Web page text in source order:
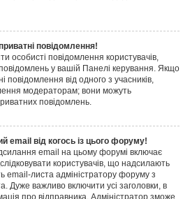
повідомлення!
особисті повідомлення користувачів,
у вашій Панелі керування. Якщо
повідомлення від одного з учасників,
модераторам; вони можуть
повідомлень.
email від когось із цього форуму!
email на цьому форумі включає
користувачів, що надсилають
email-листа адміністратору форуму з
Дуже важливо включити усі заголовки, в
про відправника. Адміністратор зможе